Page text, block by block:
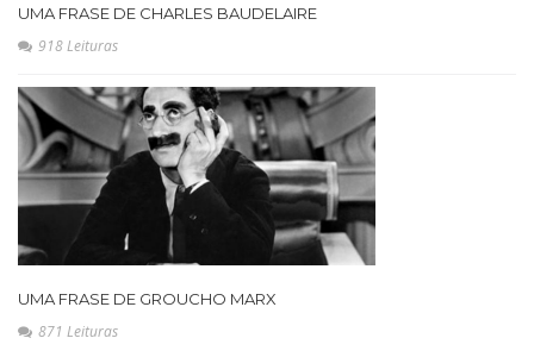
UMA FRASE DE CHARLES BAUDELAIRE
918 Leituras
UMA FRASE DE GROUCHO MARX
871 Leituras